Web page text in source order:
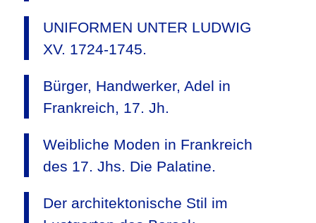
UNIFORMEN UNTER LUDWIG
XV. 1724-1745.
Bürger, Handwerker, Adel in
Frankreich, 17. Jh.
Weibliche Moden in Frankreich
des 17. Jhs. Die Palatine.
Der architektonische Stil im